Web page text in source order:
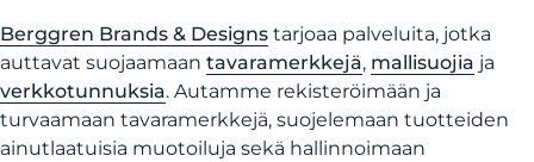
Berggren Brands & Designs tarjoaa palveluita, jotka
auttavat suojaamaan tavaramerkkejä, mallisuojia ja
verkkotunnuksia. Autamme rekisteröimään ja
turvaamaan tavaramerkkejä, suojelemaan tuotteiden
ainutlaatuisia muotoiluja sekä hallinnoimaan